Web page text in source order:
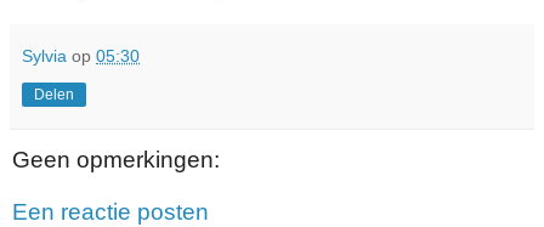
Sylvia op 05:30
Delen
Geen opmerkingen:
Een reactie posten